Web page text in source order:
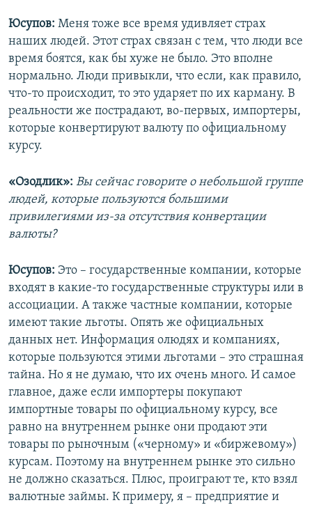
Юсупов: Меня тоже все время удивляет страх
наших людей. Этот страх связан с тем, что люди все
время боятся, как бы хуже не было. Это вполне
нормально. Люди привыкли, что если, как правило,
что-то происходит, то это ударяет по их карману. В
реальности же пострадают, во-первых, импортеры,
которые конвертируют валюту по официальному
курсу.
«Озодлик»: Вы сейчас говорите о небольшой группе
людей, которые пользуются большими
привилегиями из-за отсутствия конвертации
валюты?
Юсупов: Это – государственные компании, которые
входят в какие-то государственные структуры или в
ассоциации. А также частные компании, которые
имеют такие льготы. Опять же официальных
данных нет. Информация олюдях и компаниях,
которые пользуются этими льготами – это страшная
тайна. Но я не думаю, что их очень много. И самое
главное, даже если импортеры покупают
импортные товары по официальному курсу, все
равно на внутреннем рынке они продают эти
товары по рыночным («черному» и «биржевому»)
курсам. Поэтому на внутреннем рынке это сильно
не должно сказаться. Плюс, проиграют те, кто взял
валютные займы. К примеру, я – предприятие и